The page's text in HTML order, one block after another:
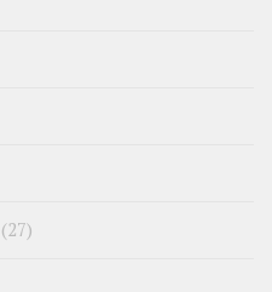
(27)